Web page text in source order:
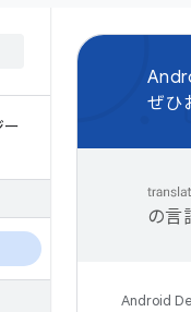
ー
ぜひ
の言
Android